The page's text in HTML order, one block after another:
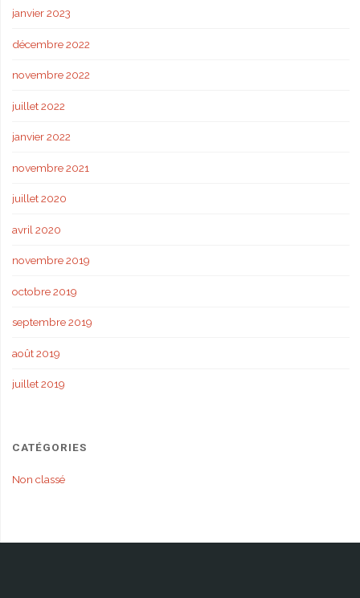
janvier 2023
décembre 2022
novembre 2022
juillet 2022
janvier 2022
novembre 2021
juillet 2020
avril 2020
novembre 2019
octobre 2019
septembre 2019
août 2019
juillet 2019
CATÉGORIES
Non classé